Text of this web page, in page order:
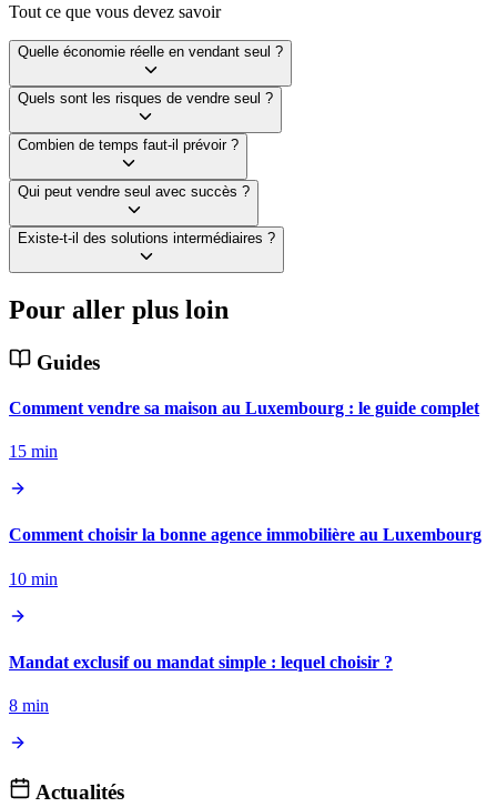
Tout ce que vous devez savoir
Quelle économie réelle en vendant seul ?
Quels sont les risques de vendre seul ?
Combien de temps faut-il prévoir ?
Qui peut vendre seul avec succès ?
Existe-t-il des solutions intermédiaires ?
Pour aller plus loin
Guides
Comment vendre sa maison au Luxembourg : le guide complet
15 min
Comment choisir la bonne agence immobilière au Luxembourg
10 min
Mandat exclusif ou mandat simple : lequel choisir ?
8 min
Actualités